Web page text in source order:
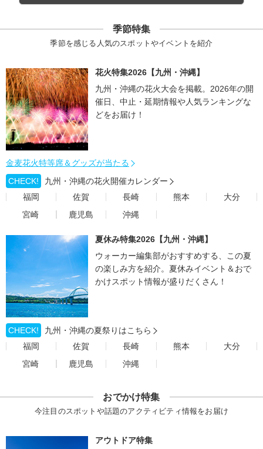
季節特集
季節を感じる人気のスポットやイベントを紹介
花火特集2026【九州・沖縄】
九州・沖縄の花火大会を掲載。2026年の開
催日、中止・延期情報や人気ランキングな
どをお届け！
金麦花火特等席＆グッズが当たる
CHECK!
九州・沖縄の花火開催カレンダー
福岡
佐賀 長崎 熊本
大分
宮崎
鹿児島 沖縄
夏休み特集2026【九州・沖縄】
ウォーカー編集部がおすすめする、この夏
の楽しみ方を紹介。夏休みイベント＆おで
かけスポット情報が盛りだくさん！
CHECK!
九州・沖縄の夏祭りはこちら
福岡
佐賀 長崎 熊本
大分
宮崎
鹿児島 沖縄
おでかけ特集
今注目のスポットや話題のアクティビティ情報をお届け
アウトドア特集